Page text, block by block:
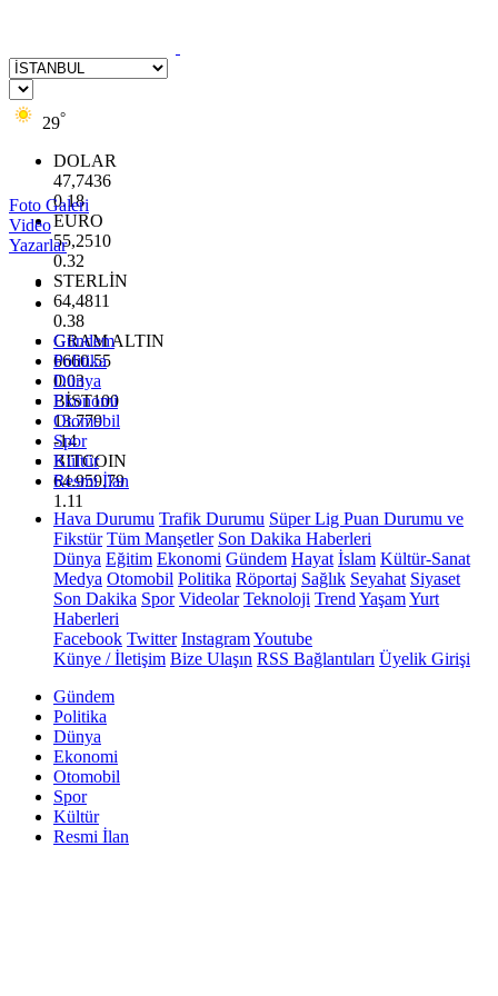
29°
DOLAR
47,7436
0.18
EURO
55,2510
0.32
STERLİN
64,4811
0.38
GRAM ALTIN
6660.55
0.03
BİST100
13.779
-14
BITCOIN
64.959,79
1.11
Foto Galeri
Video
Yazarlar
Gündem
Politika
Dünya
Ekonomi
Otomobil
Spor
Kültür
Resmi İlan
Hava Durumu Trafik Durumu Süper Lig Puan Durumu ve
Fikstür Tüm Manşetler Son Dakika Haberleri
Dünya Eğitim Ekonomi Gündem Hayat İslam Kültür-Sanat
Medya Otomobil Politika Röportaj Sağlık Seyahat Siyaset
Son Dakika Spor Videolar Teknoloji Trend YaşamYurt
Haberleri
Facebook Twitter InstagramYoutube
Künye / İletişim Bize Ulaşın RSS Bağlantıları Üyelik Girişi
Gündem
Politika
Dünya
Ekonomi
Otomobil
Spor
Kültür
Resmi İlan